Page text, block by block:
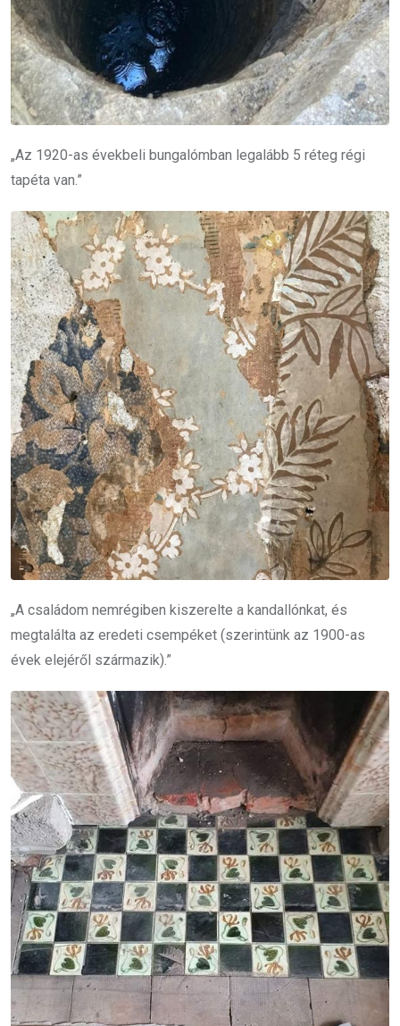
„Az 1920-as évekbeli bungalómban legalább 5 réteg régi
tapéta van.”
„A családom nemrégiben kiszerelte a kandallónkat, és
megtalálta az eredeti csempéket (szerintünk az 1900-as
évek elejéről származik).”